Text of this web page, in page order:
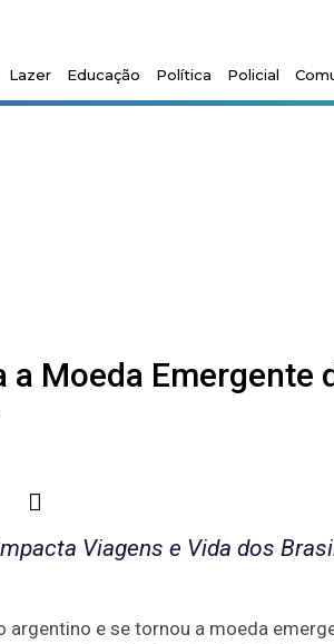
Lazer Educação Política Policial
a Moeda Emergente
Viagens e Vida dos
argentino e se tornou a moeda